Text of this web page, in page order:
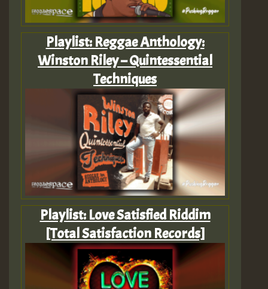
Playlist: Reggae Anthology:
Winston Riley – Quintessential
Techniques
Playlist: Love Satisfied Riddim
[Total Satisfaction Records]